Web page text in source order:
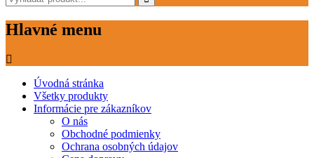
Hlavné menu
Úvodná stránka
Všetky produkty
Informácie pre zákazníkov
O nás
Obchodné podmienky
Ochrana osobných údajov